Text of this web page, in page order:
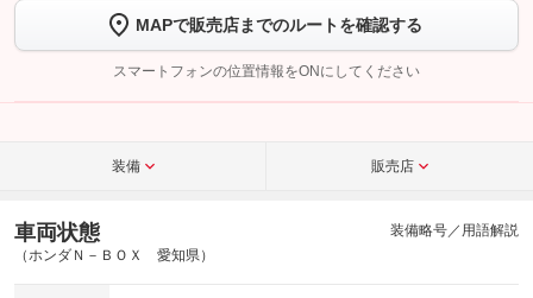
【STEP2】 トーク画面で
完了してください。
こちら
MAPで販売店までのルートを確認する
スマートフォンの位置情報をONにしてください
装備 販売店
車両状態
（ホンダＮ－ＢＯＸ 愛知県）
装備略号／用語解説